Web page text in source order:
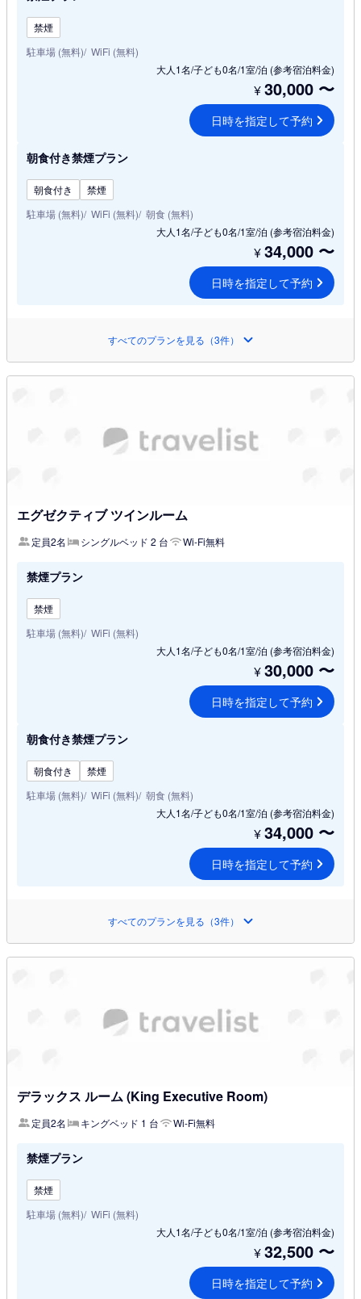
禁煙
駐車場 (無料) WiFi (無料)
大人1名/子ども0名/1室/泊 (参考宿泊料金)
¥30,000 〜
日時を指定して予約
朝食付き禁煙プラン
朝食付き
禁煙
駐車場 (無料) WiFi (無料) 朝食 (無料)
大人1名/子ども0名/1室/泊 (参考宿泊料金)
¥34,000 〜
日時を指定して予約
すべてのプランを見る（3件）
エグゼクティブ ツインルーム
定員2名 シングルベッド 2 台 Wi-Fi無料
禁煙プラン
禁煙
駐車場 (無料) WiFi (無料)
大人1名/子ども0名/1室/泊 (参考宿泊料金)
¥30,000 〜
日時を指定して予約
朝食付き禁煙プラン
朝食付き
禁煙
駐車場 (無料) WiFi (無料) 朝食 (無料)
大人1名/子ども0名/1室/泊 (参考宿泊料金)
¥34,000 〜
日時を指定して予約
すべてのプランを見る（3件）
デラックス ルーム (King Executive Room)
定員2名 キングベッド 1 台 Wi-Fi無料
禁煙プラン
禁煙
駐車場 (無料) WiFi (無料)
大人1名/子ども0名/1室/泊 (参考宿泊料金)
¥32,500 〜
日時を指定して予約